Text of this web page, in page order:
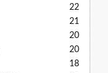
22
21
20
20
18